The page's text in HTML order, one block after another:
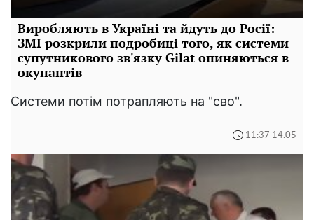
Виробляють в Україні та йдуть до Росії:
ЗМІ розкрили подробиці того, як системи
супутникового зв'язку Gilat опиняються в
окупантів
Системи потім потрапляють на "сво".
11:37 14.05